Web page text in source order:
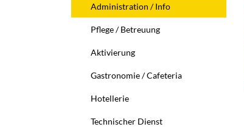
Administration / Info
Pflege / Betreuung
Aktivierung
Gastronomie / Cafeteria
Hotellerie
Technischer Dienst